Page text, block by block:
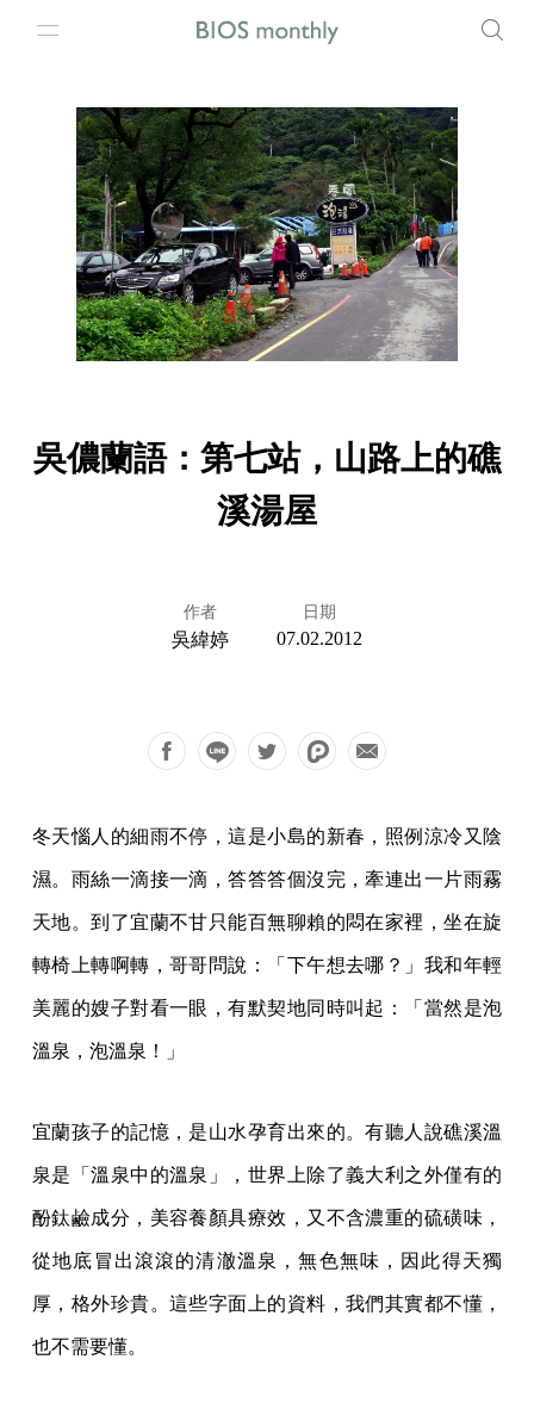
吳儂蘭語：第七站，山路上的礁
溪湯屋
作者
吳緯婷
日期
07.02.2012
冬天惱人的細雨不停，這是小島的新春，照例涼冷又陰
濕。雨絲一滴接一滴，答答答個沒完，牽連出一片雨霧
天地。到了宜蘭不甘只能百無聊賴的悶在家裡，坐在旋
轉椅上轉啊轉，哥哥問說：「下午想去哪？」我和年輕
美麗的嫂子對看一眼，有默契地同時叫起：「當然是泡
溫泉，泡溫泉！」
宜蘭孩子的記憶，是山水孕育出來的。有聽人說礁溪溫
泉是「溫泉中的溫泉」，世界上除了義大利之外僅有的
酚鈦鹼成分，美容養顏具療效，又不含濃重的硫磺味，
從地底冒出滾滾的清澈溫泉，無色無味，因此得天獨
厚，格外珍貴。這些字面上的資料，我們其實都不懂，
也不需要懂。